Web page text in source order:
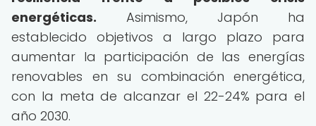
energéticas. Asimismo, Japón ha
establecido objetivos a largo plazo para
aumentar la participación de las energías
renovables en su combinación energética,
con la meta de alcanzar el 22-24% para el
año 2030.